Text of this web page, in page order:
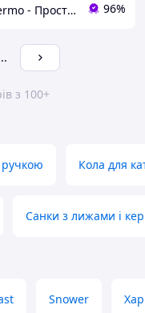
Palermo - Прості технологічні рішення для вашого дому 96%
з 100+
Кола для
Санки з лижами і
Snower